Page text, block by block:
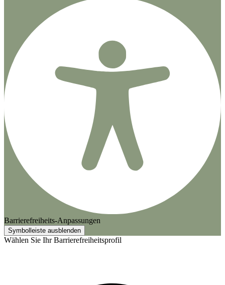
Barrierefreiheits-Anpassungen
Symbolleiste ausblenden
Wählen Sie Ihr Barrierefreiheitsprofil